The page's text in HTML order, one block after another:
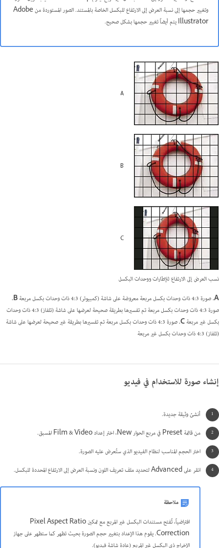
وتغيير حجمها إلى نسبة العرض إلى الارتفاع للبكسل الخاصة بالمستند. الصور المستوردة من Adobe
Illustrator يتم أيضاً تغيير حجمها بشكل صحيح.
نسب العرض إلى الارتفاع للإطارات ووحدات البكسل
A. صورة 4:3 ذات وحدات بكسل مربعة معروضة على شاشة (كمبيوتر) 4:3 ذات وحدات بكسل مربعة
B.
صورة 4:3 ذات وحدات بكسل مربعة تم تفسيرها بطريقة صحيحة لعرضها على شاشة (تلفاز) 4:3 ذات وحدات
بكسل غير مربعةC.
صورة 4:3 ذات وحدات بكسل مربعة تم تفسيرها بطريقة غير صحيحة لعرضها على شاشة
(تلفاز) 4:3 ذات وحدات بكسل غير مربعة
إنشاء صورة للاستخدام في فيديو
أنشئ وثيقة جديدة.
من قائمة Preset في مربع الحوار New، اختر إعداد Film & Video المسبق.
اختر الحجم المناسب لنظام الفيديو الذي ستُعرض عليه الصورة.
انقر على Advanced لتحديد ملف تعريف اللون ونسبة العرض إلى الارتفاع المحددة للبكسل.
ملاحظة
افتراضياً، تُفتح مستندات البكسل غير المربع مع تمكين Pixel Aspect Ratio
Correction. يقوم هذا الإعداد بتغيير حجم الصورة بحيث تظهر كما ستظهر على جهاز
الإخراج ذي البكسل غير المربع (عادة شاشة فيديو).